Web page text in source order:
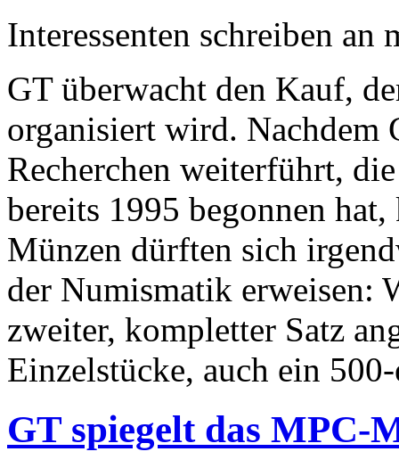
Interessenten schreiben
GT überwacht den Kauf,
organisiert wird. Nachdem
Recherchen weiterführt,
bereits 1995 begonnen
Münzen dürften sich
der Numismatik erweisen:
zweiter, kompletter Satz
Einzelstücke, auch ein
GT spiegelt das MPC-